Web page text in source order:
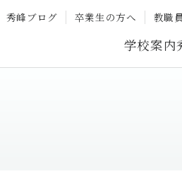
秀峰ブログ 卒業生の方へ 教職
学校案内